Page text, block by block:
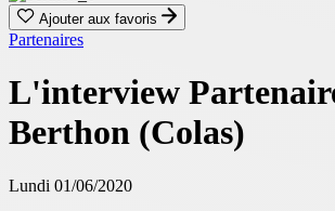
Ajouter aux favoris
Partenaires
L'interview
Berthon (Colas)
Lundi 01/06/2020